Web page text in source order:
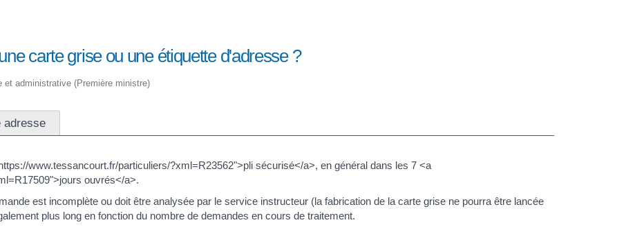
carte grise ou une étiquette d'adresse ?
et administrative (Première ministre)
adresse
www.tessancourt.fr/particuliers/?xml=R23562">pli sécurisé</a>, en général dans les 7 <a
ouvrés</a>.
est incomplète ou doit être analysée par le service instructeur (la fabrication de la carte grise ne pourra être lancée
plus long en fonction du nombre de demandes en cours de traitement.